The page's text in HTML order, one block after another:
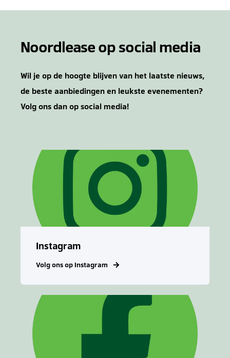
Noordlease op social media
Wil je op de hoogte blijven van het laatste nieuws,
de beste aanbiedingen en leukste evenementen?
Volg ons dan op social media!
Instagram
Volg ons op Instagram